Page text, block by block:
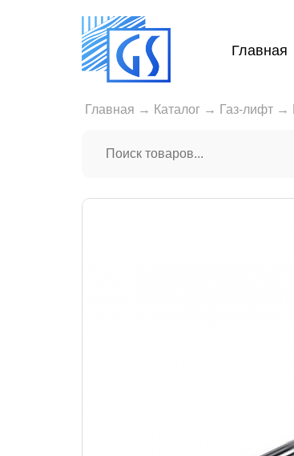
Главная
Главная → Каталог → Газ-лифт →